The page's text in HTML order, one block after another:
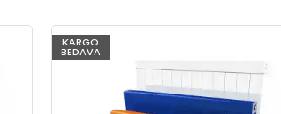
KARGO
BEDAVA